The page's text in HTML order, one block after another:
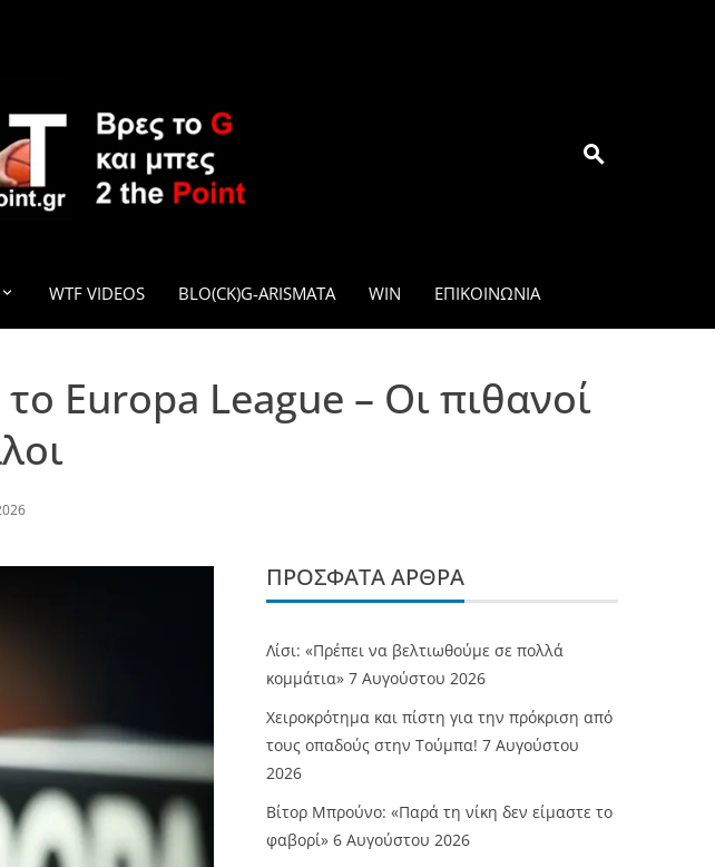
POINT.GR
WTF VIDEOS BLO(CK)G-ARISMATA WIN ΕΠΙΚΟΙΝΩΝΊΑ
Europa League – Οι πιθανοί
ΠΡΌΣΦΑΤΑ ΆΡΘΡΑ
Λίσι: «Πρέπει να βελτιωθούμε σε πολλά
κομμάτια» 7 Αυγούστου 2026
Χειροκρότημα και πίστη για την πρόκριση από
τους οπαδούς στην Τούμπα! 7 Αυγούστου
2026
Βίτορ Μπρούνο: «Παρά τη νίκη δεν είμαστε το
φαβορί» 6 Αυγούστου 2026